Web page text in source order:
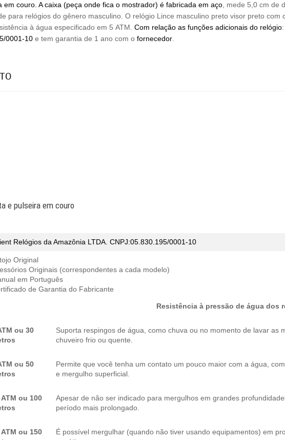
em couro. A caixa (peça onde fica o mostrador) é fabricada em aço , mede 5,0 cm de
para relógios do gênero masculino. O relógio Lince masculino preto visor preto com
à água especificado em 5 ATM. Com relação as funções adicionais do relógio
0001-10 e tem garantia de 1 ano com o fornecedor
e pulseira em couro
Relógios da Amazônia LTDA. CNPJ:05.830.195/0001-10
Original
Originais (correspondentes a cada modelo)
em Português
de Garantia do Fabricante
Resistência à pressão de água dos
ou 30
Suporta respingos de água, como chuva ou no momento de lavar as
chuveiro frio ou quente.
ou 50
Permite que você tenha um contato um pouco maior com a água,
e mergulho superficial.
ATM ou 100
Apesar de não ser indicado para mergulhos em grandes
período mais prolongado.
ATM ou 150
É possível mergulhar (quando não tiver usando equipamentos) em